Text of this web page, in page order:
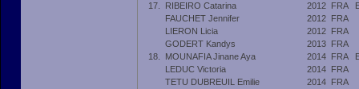
17.
RIBEIRO Catarina 2012 FRA
FAUCHET Jennifer
2012 FRA
LIERON Licia
2012 FRA
GODERT Kandys
2013 FRA
18.
MOUNAFIA Jinane Aya 2014 FRA
LEDUC Victoria
2014 FRA
TETU DUBREUIL Emilie
2014 FRA